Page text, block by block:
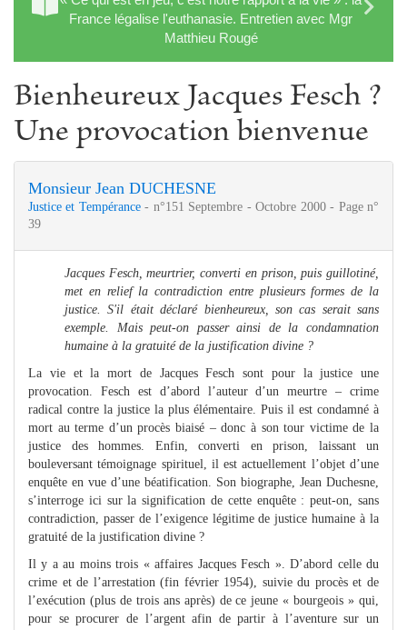
France légalise l'euthanasie. Entretien avec Mgr
Matthieu Rougé
Bienheureux Jacques Fesch ?
Une provocation bienvenue
Monsieur Jean DUCHESNE
Justice et Tempérance- n°151 Septembre - Octobre 2000 - Page n°
39
Jacques Fesch, meurtrier, converti en prison, puis guillotiné,
met en relief la contradiction entre plusieurs formes de la
justice. S'il était déclaré bienheureux, son cas serait sans
exemple. Mais peut-on passer ainsi de la condamnation
humaine à la gratuité de la justification divine ?
La vie et la mort de Jacques Fesch sont pour la justice une
provocation. Fesch est d’abord l’auteur d’un meurtre – crime
radical contre la justice la plus élémentaire. Puis il est condamné à
mort au terme d’un procès biaisé – donc à son tour victime de la
justice des hommes. Enfin, converti en prison, laissant un
bouleversant témoignage spirituel, il est actuellement l’objet d’une
enquête en vue d’une béatification. Son biographe, Jean Duchesne,
s’interroge ici sur la signification de cette enquête : peut-on, sans
contradiction, passer de l’exigence légitime de justice humaine à la
gratuité de la justification divine ?
Il y a au moins trois « affaires Jacques Fesch ». D’abord celle du
crime et de l’arrestation (fin février 1954), suivie du procès et de
l’exécution (plus de trois ans après) de ce jeune « bourgeois » qui,
pour se procurer de l’argent afin de partir à l’aventure sur un